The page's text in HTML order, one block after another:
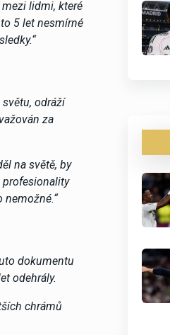
lidmi, které
5 let nesmírné
odráží
za
na světě, by
profesionality
dokumentu
odehrály.
chrámů